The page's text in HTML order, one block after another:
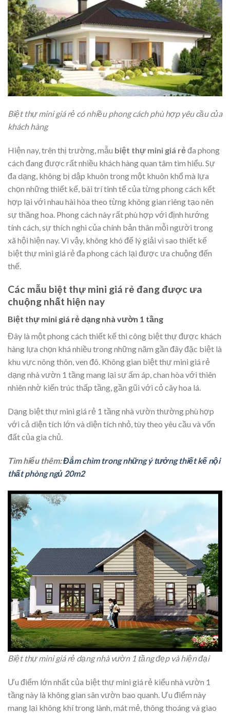
Biệt thự mini giá rẻ có nhiều phong cách phù hợp yêu cầu của
khách hàng
Hiện nay, trên thị trường, mẫu biệt thự mini giá rẻđa phong
cách đang được rất nhiều khách hàng quan tâm tìm hiểu. Sự
đa dạng, không bị dập khuôn trong một khuôn khổ mà lựa
chọn những thiết kế, bài trí tinh tế của từng phong cách kết
hợp lại với nhau hài hòa theo từng không gian riêng tạo nên
sự thăng hoa. Phong cách này rất phù hợp với định hướng
tính cách, sự thích nghi của chính bản thân mỗi người trong
xã hội hiện nay. Vì vậy, không khó để lý giải vì sao thiết kế
biệt thự mini giá rẻ đa phong cách lại được ưa chuộng đến
thế.
Các mẫu biệt thự mini giá rẻ đang được ưa
chuộng nhất hiện nay
Biệt thự mini giá rẻ dạng nhà vườn 1 tầng
Đây là một phong cách thiết kế thi công biệt thự được khách
hàng lựa chọn khá nhiều trong những năm gần đây đặc biệt là
khu vực nông thôn, ven đô. Không gian biệt thự mini giá rẻ
dạng nhà vườn 1 tầng mang lại sự ấm áp, chan hòa với thiên
nhiên nhờ kiến trúc thấp tầng, gần gũi với cỏ cây hoa lá.
Dạng biệt thự mini giá rẻ 1 tầng nhà vườn thường phù hợp
với cả diện tích lớn và diện tích nhỏ, tùy theo yêu cầu và vốn
đất của gia chủ.
Tìm hiểu thêm:Đắm chìm trong những ý tưởng thiết kế nội
thất phòng ngủ 20m2
Biệt thự mini giá rẻ dạng nhà vườn 1 tầng đẹp và hiện đại
Ưu điểm lớn nhất của biệt thự mini giá rẻ kiểu nhà vườn 1
tầng này là không gian sân vườn bao quanh. Ưu điểm này
mang lại không khí trong lành, mát mẻ, thông thoáng và giao